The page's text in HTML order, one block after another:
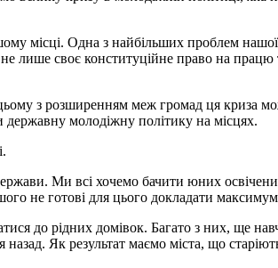
місці. Одна з найбільших проблем
лише своє конституційне право на
з розширенням меж громад ця криза
державну молодіжну політику на місцях.
Ми всі хочемо бачити юних
не готові для цього докладати
до рідних домівок. Багато з них, ще
Як результат маємо міста, що